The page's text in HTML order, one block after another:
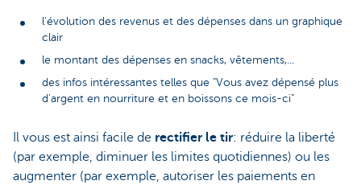
l'évolution des revenus et des dépenses dans un graphique
clair
le montant des dépenses en snacks, vêtements,...
des infos intéressantes telles que "Vous avez dépensé plus
d'argent en nourriture et en boissons ce mois-ci"
Il vous est ainsi facile de rectifier le tir: réduire la liberté
(par exemple, diminuer les limites quotidiennes) ou les
augmenter (par exemple, autoriser les paiements en